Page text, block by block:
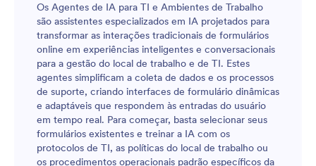
Os Agentes de IA para TI e Ambientes de Trabalho
são assistentes especializados em IA projetados para
transformar as interações tradicionais de formulários
online em experiências inteligentes e conversacionais
para a gestão do local de trabalho e de TI. Estes
agentes simplificam a coleta de dados e os processos
de suporte, criando interfaces de formulário dinâmicas
e adaptáveis que respondem às entradas do usuário
em tempo real. Para começar, basta selecionar seus
formulários existentes e treinar a IA com os
protocolos de TI, as políticas do local de trabalho ou
os procedimentos operacionais padrão específicos da